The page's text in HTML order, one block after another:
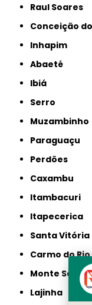
Raul Soares
Conceição
Inhapim
Abaeté
Ibiá
Serro
Muzambinho
Paraguaçu
Perdões
Caxambu
Itambacuri
Itapecerica
Santa Vitória
Carmo do
Monte
Lajinha